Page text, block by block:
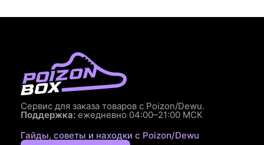
Сервис для заказа товаров с Poizon/Dewu.
Поддержка: ежедневно 04:00–21:00 МСК
Гайды, советы и находки с Poizon/Dewu